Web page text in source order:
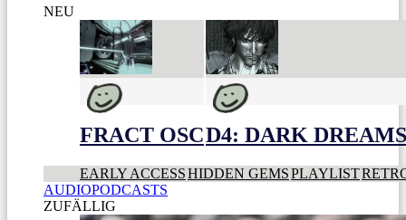
NEU
FRACT OSCD4: DARK
EARLY ACCESSHIDDEN GEMSPLAYLIST
AUDIOPODCASTS
ZUFÄLLIG